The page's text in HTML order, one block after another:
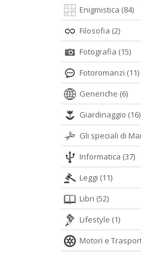
Enigmistica (84)
Filosofia (2)
Fotografia (15)
Fotoromanzi (11)
Generiche (6)
Giardinaggio (16)
Gli speciali di
Informatica (37)
Leggi (11)
Libri (52)
Lifestyle (1)
Motori e